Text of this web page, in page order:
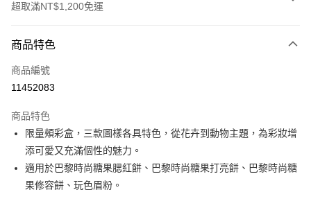
超取滿NT$1,200免運
信用卡一次付款
信用卡分期付款
合作金庫商業銀行
華南商業銀行
彰化商業銀行
上海商業儲蓄銀行
國泰世華商業銀行
兆豐國際商業銀行
臺灣中小企業銀行
LINE Pay
Apple Pay
街口支付
商品特色
商品編號
11452083
商品特色
限量頰彩盒，三款圖樣各具特色，從花卉到動物主題，為彩妝增
添可愛又充滿個性的魅力。
適用於巴黎時尚糖果腮紅餅、巴黎時尚糖果打亮餅、巴黎時尚糖
果修容餅、玩色眉粉。